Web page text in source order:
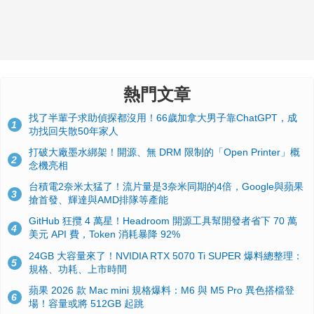
熱門文章
1
找了半輩子求助偵探都沒用！66歲加拿大男子靠ChatGPT，成
功找回失散50年家人
2
打破大廠墨水綁架！開源、無 DRM 限制的「Open Printer」概
念機亮相
3
台積電2奈米太猛了！流片量是3奈米同期的4倍，Google與蘋果
搶首發、輝達與AMD排隊等產能
4
GitHub 狂攬 4 萬星！Headroom 開源工具幫開發者省下 70 萬
美元 API 費，Token 消耗暴降 92%
5
24GB 大容量來了！NVIDIA RTX 5070 Ti SUPER 爆料總整理：
規格、功耗、上市時間
6
蘋果 2026 款 Mac mini 規格爆料：M6 與 M5 Pro 異色搭檔登
場！容量或將 512GB 起跳